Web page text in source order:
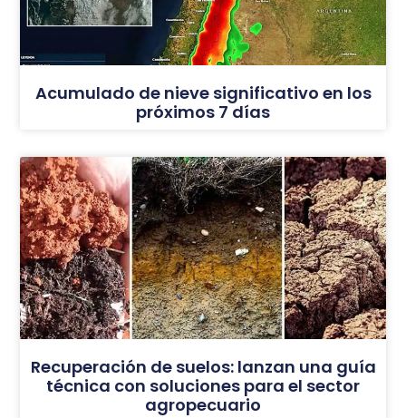
Acumulado de nieve significativo en los
próximos 7 días
Recuperación de suelos: lanzan una guía
técnica con soluciones para el sector
agropecuario